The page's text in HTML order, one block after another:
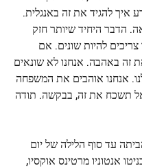
איך להגיד את זה באנגלית.
הדבר היחיד שיותר חזק
להיות שונים. אם
זה באהבה. אנחנו לא שונאים
אנחנו אוהבים את המשפחה
תשכח את זה, בבקשה. תודה
עד סוף הלילה של יום
אנטוניו מרטינס אוקסיו,